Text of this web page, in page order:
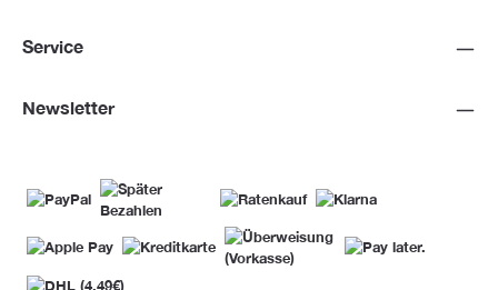
Service
Newsletter